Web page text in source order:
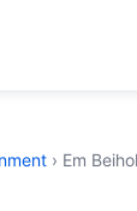
› Em